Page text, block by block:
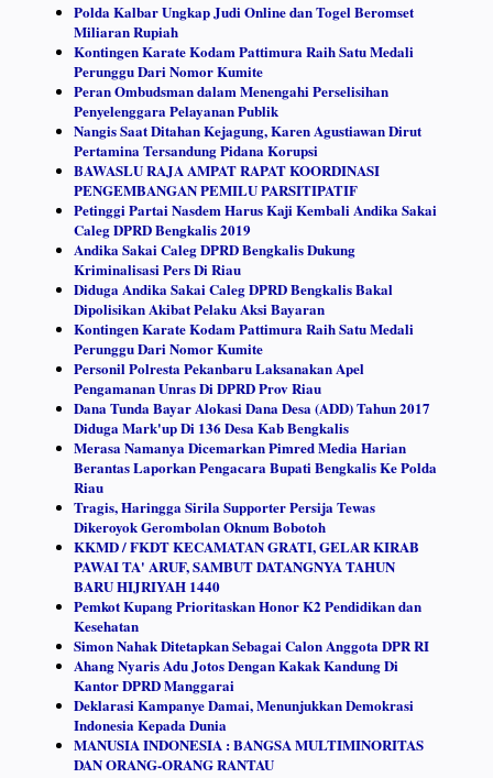
Polda Kalbar Ungkap Judi Online dan Togel Beromset
Miliaran Rupiah
Kontingen Karate Kodam Pattimura Raih Satu Medali
Perunggu Dari Nomor Kumite
Peran Ombudsman dalam Menengahi Perselisihan
Penyelenggara Pelayanan Publik
Nangis Saat Ditahan Kejagung, Karen Agustiawan Dirut
Pertamina Tersandung Pidana Korupsi
BAWASLU RAJA AMPAT RAPAT KOORDINASI
PENGEMBANGAN PEMILU PARSITIPATIF
Petinggi Partai Nasdem Harus Kaji Kembali Andika Sakai
Caleg DPRD Bengkalis 2019
Andika Sakai Caleg DPRD Bengkalis Dukung
Kriminalisasi Pers Di Riau
Diduga Andika Sakai Caleg DPRD Bengkalis Bakal
Dipolisikan Akibat Pelaku Aksi Bayaran
Kontingen Karate Kodam Pattimura Raih Satu Medali
Perunggu Dari Nomor Kumite
Personil Polresta Pekanbaru Laksanakan Apel
Pengamanan Unras Di DPRD Prov Riau
Dana Tunda Bayar Alokasi Dana Desa (ADD) Tahun 2017
Diduga Mark'up Di 136 Desa Kab Bengkalis
Merasa Namanya Dicemarkan Pimred Media Harian
Berantas Laporkan Pengacara Bupati Bengkalis Ke Polda
Riau
Tragis, Haringga Sirila Supporter Persija Tewas
Dikeroyok Gerombolan Oknum Bobotoh
KKMD / FKDT KECAMATAN GRATI, GELAR KIRAB
PAWAI TA' ARUF, SAMBUT DATANGNYA TAHUN
BARU HIJRIYAH 1440
Pemkot Kupang Prioritaskan Honor K2 Pendidikan dan
Kesehatan
Simon Nahak Ditetapkan Sebagai Calon Anggota DPR RI
Ahang Nyaris Adu Jotos Dengan Kakak Kandung Di
Kantor DPRD Manggarai
Deklarasi Kampanye Damai, Menunjukkan Demokrasi
Indonesia Kepada Dunia
MANUSIA INDONESIA : BANGSA MULTIMINORITAS
DAN ORANG-ORANG RANTAU